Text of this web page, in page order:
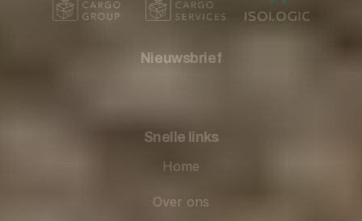
Nieuwsbrief
Snelle links
Home
Over ons